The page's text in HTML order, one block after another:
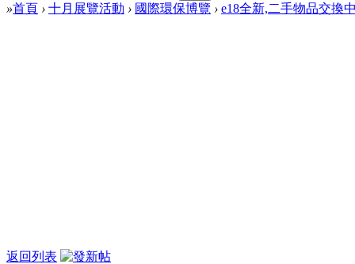
»首頁 › 十月展覽活動 › 國際環保博覽 › e18全新,二手物品交換
返回列表